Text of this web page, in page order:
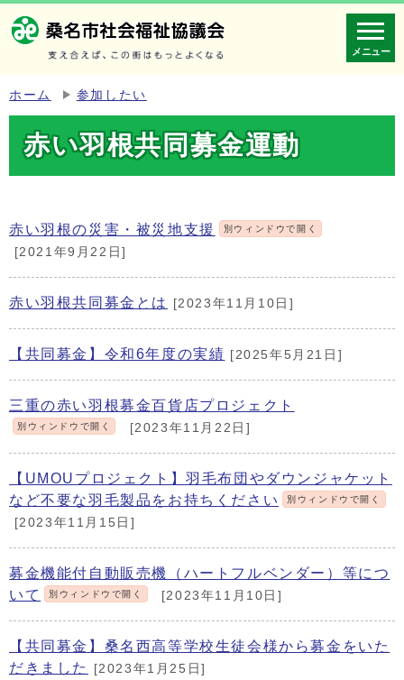
メニュー
ホーム 参加したい
赤い羽根共同募金運動
赤い羽根の災害・被災地支援 別ウィンドウで開く
[2021年9月22日]
赤い羽根共同募金とは [2023年11月10日]
【共同募金】令和6年度の実績 [2025年5月21日]
三重の赤い羽根募金百貨店プロジェクト
別ウィンドウで開く [2023年11月22日]
【UMOUプロジェクト】羽毛布団やダウンジャケット
など不要な羽毛製品をお持ちください
別ウィンドウで開く
[2023年11月15日]
募金機能付自動販売機（ハートフルベンダー）等につ
いて
別ウィンドウで開く [2023年11月10日]
【共同募金】桑名西高等学校生徒会様から募金をいた
だきました
[2023年1月25日]